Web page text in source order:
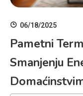
06/18/2025
Pametni
Smanjenju